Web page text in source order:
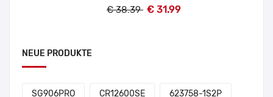
€ 38.39 € 31.99
NEUE PRODUKTE
SG906PRO CR12600SE 623758-1S2P